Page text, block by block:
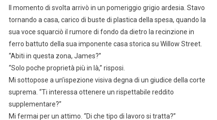
Il momento di svolta arrivò in un pomeriggio grigio ardesia. Stavo
tornando a casa, carico di buste di plastica della spesa, quando la
sua voce squarciò il rumore di fondo da dietro la recinzione in
ferro battuto della sua imponente casa storica su Willow Street.
“Abiti in questa zona, James?”
“Solo poche proprietà più in là,” risposi.
Mi sottopose a un’ispezione visiva degna di un giudice della corte
suprema. “Ti interessa ottenere un rispettabile reddito
supplementare?”
Mi fermai per un attimo. “Di che tipo di lavoro si tratta?”